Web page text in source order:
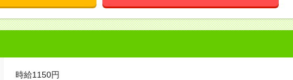
時給1150円